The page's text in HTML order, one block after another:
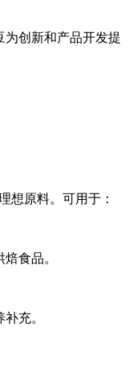
为创新和产品开发提
想原料。可用于：
食品。
充。